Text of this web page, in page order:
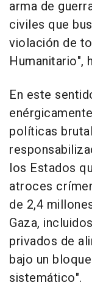
arma de
civiles que
violación de
Humanitario",
En este
políticas
los Estados
atroces
de 2,4
Gaza,
privados de
bajo un
sistemático".